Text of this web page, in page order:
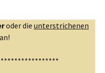
oder die unterstrichenen
an!